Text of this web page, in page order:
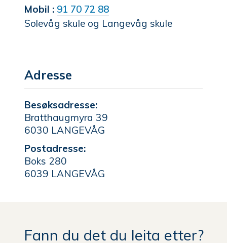
Sylte
Mobil
91 70 72 88
Solevåg skule og Langevåg skule
Adresse
Besøksadresse:
Bratthaugmyra 39
6030 LANGEVÅG
Postadresse:
Boks 280
6039 LANGEVÅG
Fann du det du leita etter?